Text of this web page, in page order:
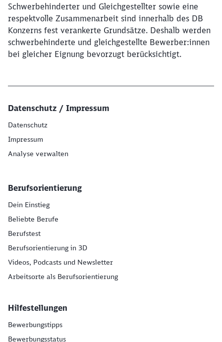
Schwerbehinderter und Gleichgestellter sowie eine
respektvolle Zusammenarbeit sind innerhalb des DB
Konzerns fest verankerte Grundsätze. Deshalb werden
schwerbehinderte und gleichgestellte Bewerber:innen
bei gleicher Eignung bevorzugt berücksichtigt.
Datenschutz / Impressum
Datenschutz
Impressum
Analyse verwalten
Berufsorientierung
Dein Einstieg
Beliebte Berufe
Berufstest
Berufsorientierung in 3D
Videos, Podcasts und Newsletter
Arbeitsorte als Berufsorientierung
Hilfestellungen
Bewerbungstipps
Bewerbungsstatus